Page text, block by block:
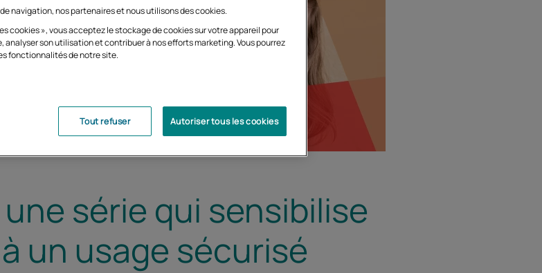
série qui sensibilise
un usage sécurisé
navigation, nos partenaires et nous utilisons des cookies.
cookies », vous acceptez le stockage de cookies sur votre appareil pour
analyser son utilisation et contribuer à nos efforts marketing. Vous pourrez
fonctionnalités de notre site.
Tout refuser Autoriser tous les cookies